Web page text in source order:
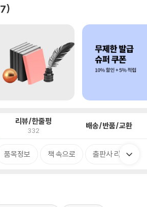
7
리뷰/한줄평
332 배송/반품/교환
품목정보 책 속으로 출판사 리뷰